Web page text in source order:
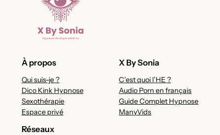
À propos
Qui suis-je ?
Dico Kink Hypnose
Sexothérapie
Espace privé
X By Sonia
C’est quoi l’HE ?
Audio Porn en français
Guide Complet Hypnose
ManyVids
Réseaux